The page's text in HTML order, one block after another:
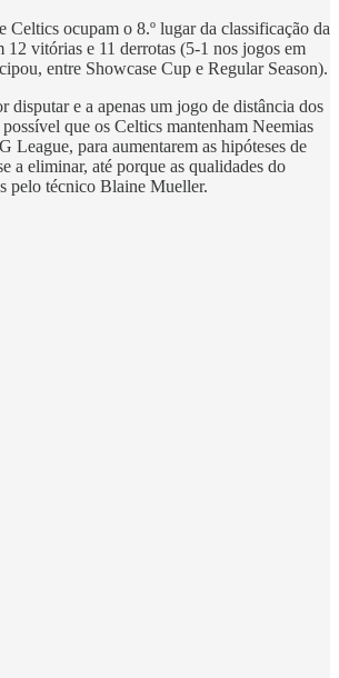
Celtics ocupam o 8.º lugar da classificação da
12 vitórias e 11 derrotas (5-1 nos jogos em
entre Showcase Cup e Regular Season).
disputar e a apenas um jogo de distância dos
que os Celtics mantenham Neemias
League, para aumentarem as hipóteses de
a eliminar, até porque as qualidades do
pelo técnico Blaine Mueller.